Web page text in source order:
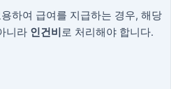
하여 급여를 지급하는 경우, 해당
니라 인건비로 처리해야 합니다.